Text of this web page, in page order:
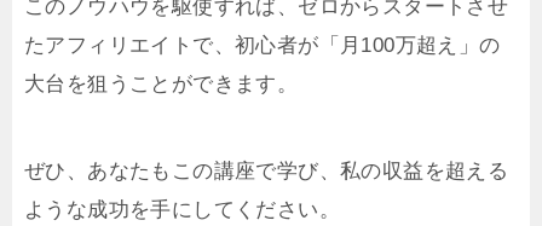
このノウハウを駆使すれば、ゼロからスタートさせ
たアフィリエイトで、初心者が「月100万超え」の
大台を狙うことができます。
ぜひ、あなたもこの講座で学び、私の収益を超える
ような成功を手にしてください。